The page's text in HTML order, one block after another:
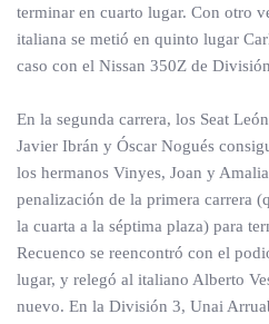
terminar en cuarto lugar. Con otro
italiana se metió en quinto lugar
caso con el Nissan 350Z de
En la segunda carrera, los Seat
Javier Ibrán y Óscar Nogués
los hermanos Vinyes, Joan y
penalización de la primera carrera
la cuarta a la séptima plaza) para
Recuenco se reencontró con el
lugar, y relegó al italiano Alberto
nuevo. En la División 3, Unai